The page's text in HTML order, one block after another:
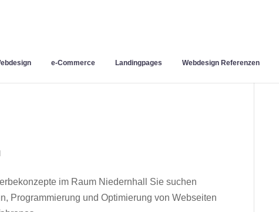
e-Commerce Landingpages Webdesign Referenzen
im Raum Niedernhall Sie suchen
Programmierung und Optimierung von Webseiten